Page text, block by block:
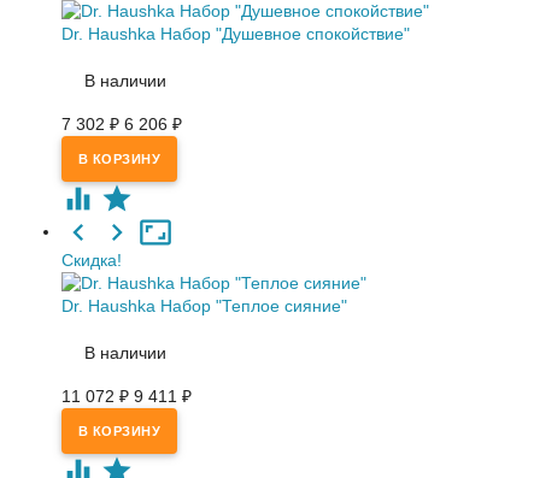
Dr. Haushka Набор "Душевное спокойствие"
В наличии
7 302 ₽ 6 206 ₽
Скидка!
Dr. Haushka Набор "Теплое сияние"
В наличии
11 072 ₽ 9 411 ₽